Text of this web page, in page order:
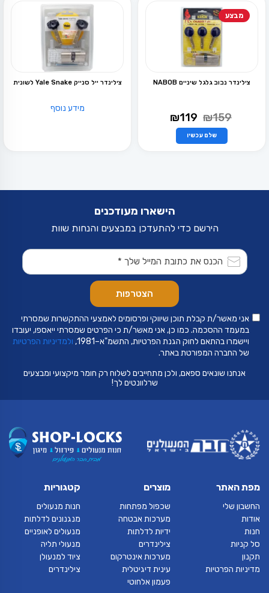
סוגים.
ניתן
לבחור
את
האפשרויות
בעמוד
המוצר
סוגים.
ניתן
לבחור
את
האפשרויות
בעמוד
המוצר
מבצע
צילינדר נבוב גלגל שיניים NABOB
₪159
המחיר
היה:
₪159.
₪119
שלם עכשיו
למוצר
ניתן
האפשרויות
בעמוד
צילינדר ייל סנייק Yale Snake לשונית
מידע נוסף
הישארו מעודכנים
הירשם כדי להתעדכן במבצעים והנחות שוות
אני מאשר/ת קבלת תוכן שיווקי ופרסומים לאמצעי ההתקשרות שמסרתי
במעמד ההסכמה. כמו כן, אני מאשר/ת כי הפרטים שמסרתי ייאספו, יעובדו
ויישמרו בהתאם לחוק הגנת הפרטיות, התשמ"א–1981,
ולמדיניות הפרטיות
של החברה המפורטת באתר.
אנחנו שונאים ספאם, ולכן מתחייבים לשלוח רק חומר מיקצועי ומבצעים
שרלוונטים לך!
מפת האתר
החשבון שלי
אודות
חנות
סל קניות
תקנון
מדיניות הפרטיות
מוצרים
שכפול מפתחות
מערכות אבטחה
ידיות לדלתות
צילינדרים
מערכות אינטרקום
עינית דיגיטלית
פעמון אלחוטי
קטגוריות
חנות מנעולים
מנגנונים לדלתות
מנעולים לאופניים
מנעולי תליה
ציוד למנעולן
צילינדרים